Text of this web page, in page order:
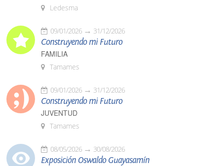
Ledesma
09/01/2026 31/12/2026
Construyendo mi Futuro
FAMILIA
Tamames
09/01/2026 31/12/2026
Construyendo mi Futuro
JUVENTUD
Tamames
08/05/2026 30/08/2026
Exposición Oswaldo Guayasamín